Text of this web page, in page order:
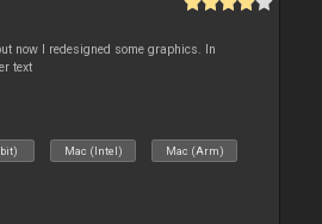
now I redesigned some graphics. In
text
Mac (Intel) Mac (Arm)